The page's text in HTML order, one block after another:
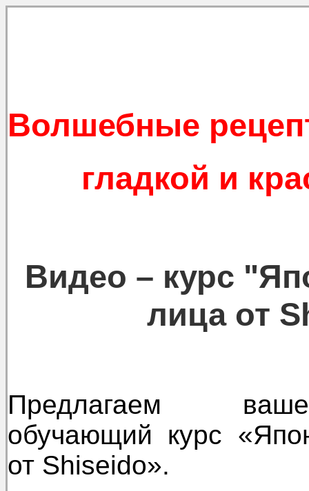
Волшебные
гладкой и
Видео – курс
лица от
Предлагаем
обучающий курс
от Shiseido».